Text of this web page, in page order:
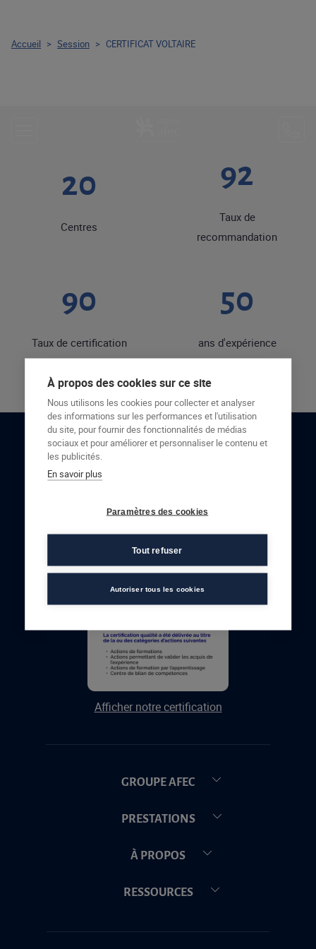
20
Centres
92
Taux de
recommandation
90
Taux de certification
50
ans d'expérience
RESTONS EN CONTACT
Afficher notre certification
GROUPE AFEC
PRESTATIONS
À PROPOS
RESSOURCES
Accueil > Session > CERTIFICAT VOLTAIRE
À propos des cookies sur ce site
Nous utilisons les cookies pour collecter et analyser
des informations sur les performances et l'utilisation
du site, pour fournir des fonctionnalités de médias
sociaux et pour améliorer et personnaliser le contenu et
les publicités.
En savoir plus
Paramètres des cookies
Tout refuser
Autoriser tous les cookies